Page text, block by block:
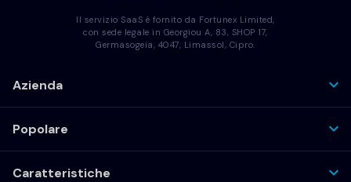
Il servizio SaaS è fornito da Fortunex Limited,
con sede legale in Georgiou A, 83, SHOP 17,
Germasogeia, 4047, Limassol, Cipro.
Azienda
Popolare
Caratteristiche